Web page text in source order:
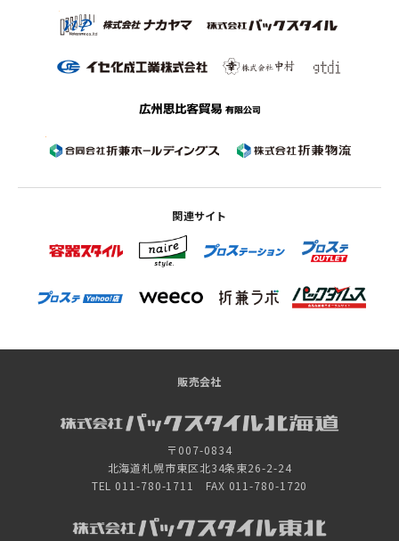
関連サイト
販売会社
〒007-0834
北海道札幌市東区北34条東26-2-24
TEL 011-780-1711 FAX 011-780-1720